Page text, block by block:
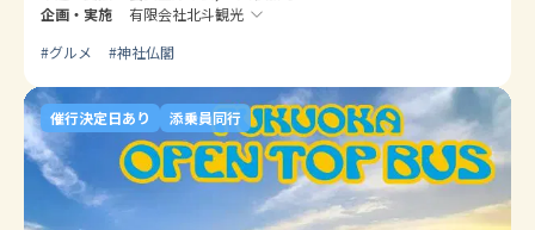
企画・実施
有限会社北斗観光
#グルメ #神社仏閣
催行決定日あり 添乗員同行